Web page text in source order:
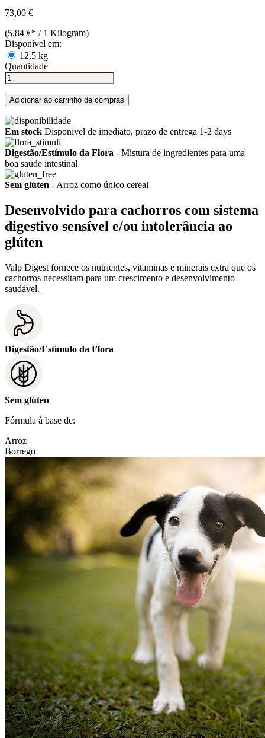
73,00 €
(5,84 €* / 1 Kilogram)
Disponível em:
12,5 kg
Quantidade
Adicionar ao carrinho de compras
Em stock Disponível de imediato, prazo de entrega 1-2 days
Digestão/Estímulo da Flora - Mistura de ingredientes para uma
boa saúde intestinal
Sem glúten - Arroz como único cereal
Desenvolvido para cachorros com sistema
digestivo sensível e/ou intolerância ao
glúten
Valp Digest fornece os nutrientes, vitaminas e minerais extra que os
cachorros necessitam para um crescimento e desenvolvimento
saudável.
Digestão/Estímulo da Flora
Sem glúten
Fórmula à base de:
Arroz
Borrego